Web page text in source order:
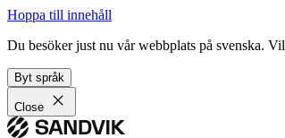
Hoppa till innehåll
Du besöker just nu vår webbplats på svenska.
Byt språk
Close